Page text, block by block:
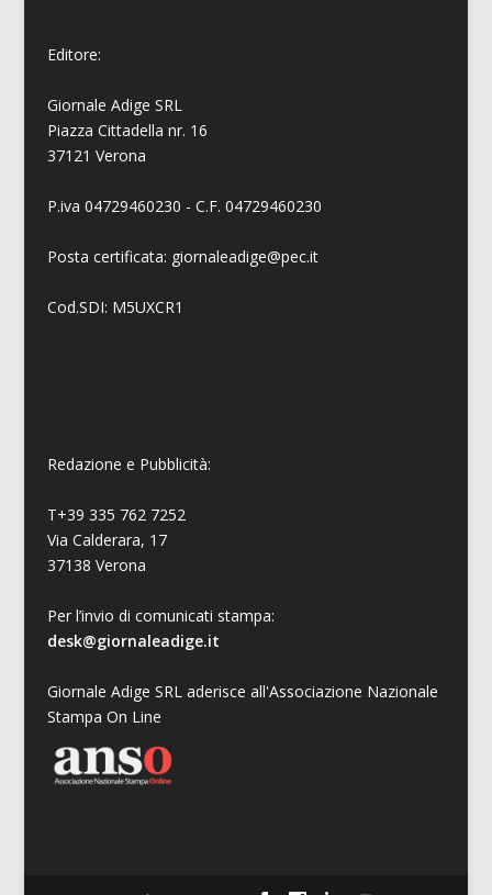
Editore:
Giornale Adige SRL
Piazza Cittadella nr. 16
37121 Verona
P.iva 04729460230 - C.F. 04729460230
Posta certificata: giornaleadige@pec.it
Cod.SDI: M5UXCR1
Redazione e Pubblicità:
T+39 335 762 7252
Via Calderara, 17
37138 Verona
Per l’invio di comunicati stampa:
desk@giornaleadige.it
Giornale Adige SRL aderisce all'Associazione Nazionale
Stampa On Line